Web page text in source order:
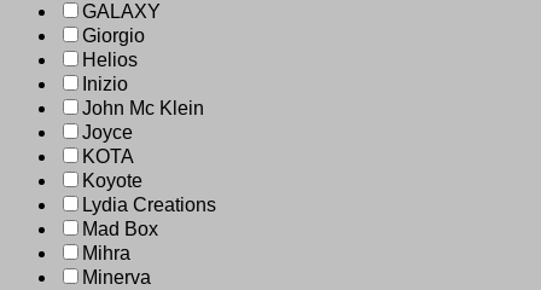
GALAXY
Giorgio
Helios
Inizio
John Mc Klein
Joyce
KOTA
Koyote
Lydia Creations
Mad Box
Mihra
Minerva